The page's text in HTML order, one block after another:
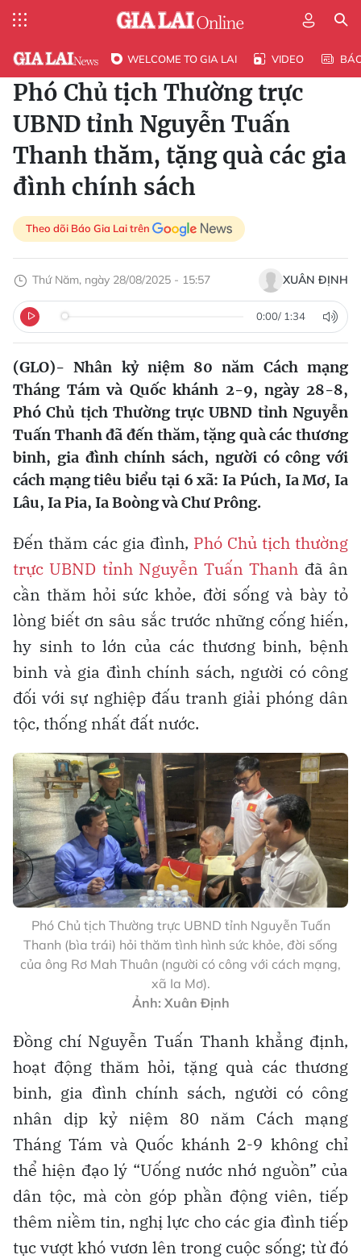
WELCOME TO GIA LAI VIDEO
Phó Chủ tịch Thường trực
UBND tỉnh Nguyễn Tuấn
Thanh thăm, tặng quà các gia
đình chính sách
Theo dõi Báo Gia Lai trên
Thứ Năm, ngày 28/08/2025 - 15:57 XUÂN ĐỊNH
0:00/ 1:34
(GLO)- Nhân kỷ niệm 80 năm Cách mạng
Tháng Tám và Quốc khánh 2-9, ngày 28-8,
Phó Chủ tịch Thường trực UBND tỉnh Nguyễn
Tuấn Thanh đã đến thăm, tặng quà các thương
binh, gia đình chính sách, người có công với
cách mạng tiêu biểu tại 6 xã: Ia Púch, Ia Mơ, Ia
Lâu, Ia Pia, Ia Boòng và Chư Prông.
Đến thăm các gia đình, Phó Chủ tịch thường
trực UBND tỉnh Nguyễn Tuấn Thanh đã ân
cần thăm hỏi sức khỏe, đời sống và bày tỏ
lòng biết ơn sâu sắc trước những cống hiến,
hy sinh to lớn của các thương binh, bệnh
binh và gia đình chính sách, người có công
đối với sự nghiệp đấu tranh giải phóng dân
tộc, thống nhất đất nước.
Phó Chủ tịch Thường trực UBND tỉnh Nguyễn Tuấn
Thanh (bìa trái) hỏi thăm tình hình sức khỏe, đời sống
của ông Rơ Mah Thuân (người có công với cách mạng,
xã Ia Mơ).
Ảnh: Xuân Định
Đồng chí Nguyễn Tuấn Thanh khẳng định,
hoạt động thăm hỏi, tặng quà các thương
binh, gia đình chính sách, người có công
nhân dịp kỷ niệm 80 năm Cách mạng
Tháng Tám và Quốc khánh 2-9 không chỉ
thể hiện đạo lý “Uống nước nhớ nguồn” của
dân tộc, mà còn góp phần động viên, tiếp
thêm niềm tin, nghị lực cho các gia đình tiếp
tục vượt khó vươn lên trong cuộc sống; từ đó